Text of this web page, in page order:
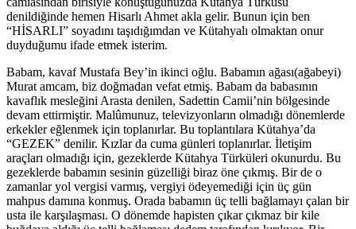
denildiğinde hemen Hisarlı Ahmet akla gelir. Bunun için ben
“HİSARLI” soyadını taşıdığımdan ve Kütahyalı olmaktan onur
duyduğumu ifade etmek isterim.
Babam, kavaf Mustafa Bey’in ikinci oğlu. Babamın ağası(ağabeyi)
Murat amcam, biz doğmadan vefat etmiş. Babam da babasının
kavaflık mesleğini Arasta denilen, Sadettin Camii’nin bölgesinde
devam ettirmiştir. Malûmunuz, televizyonların olmadığı dönemlerde
erkekler eğlenmek için toplanırlar. Bu toplantılara Kütahya’da
“GEZEK” denilir. Kızlar da cuma günleri toplanırlar. İletişim
araçları olmadığı için, gezeklerde Kütahya Türküleri okunurdu. Bu
gezeklerde babamın sesinin güzelliği biraz öne çıkmış. Bir de o
zamanlar yol vergisi varmış, vergiyi ödeyemediği için üç gün
mahpus damına konmuş. Orada babamın üç telli bağlamayı çalan bir
usta ile karşılaşması. O dönemde hapisten çıkar çıkmaz bir kile